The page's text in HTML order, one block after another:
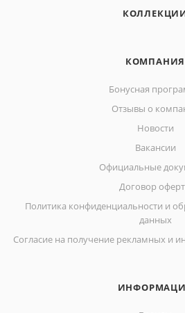
КОМПАНИЯ
Бонусная
Отзывы о
Новости
Вакансии
Официальные
Договор
Политика конфиденциальности и
данных
Согласие на получение рекламных и